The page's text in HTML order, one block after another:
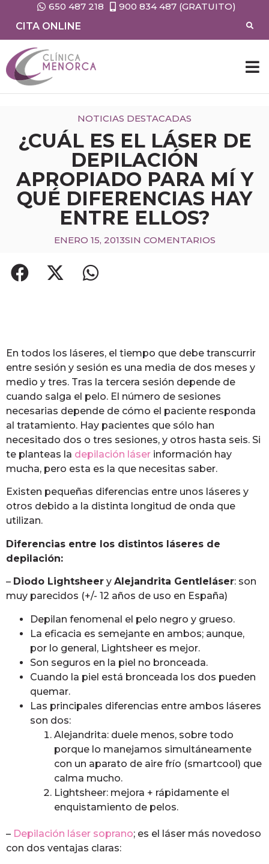
650 487 218
900 834 487 (GRATUITO)
CITA ONLINE
NOTICIAS DESTACADAS
¿CUÁL ES EL LÁSER DE
DEPILACIÓN
APROPIADO PARA MÍ Y
QUÉ DIFERENCIAS HAY
ENTRE ELLOS?
ENERO 15, 2013SIN COMENTARIOS
En todos los láseres, el tiempo que debe transcurrir
entre sesión y sesión es una media de dos meses y
medio y tres. Tras la tercera sesión depende de
cuando salga el pelo. El número de sesiones
necesarias depende de cómo el paciente responda
al tratamiento. Hay pacientes que sólo han
necesitado dos o tres sesiones, y otros hasta seis. Si
te planteas la depilación láser información hay
mucha, pero esta es la que necesitas saber.
Existen pequeñas diferencias entre unos láseres y
otros debido a la distinta longitud de onda que
utilizan.
Diferencias entre los distintos láseres de
depilación:
– Diodo Lightsheer y Alejandrita Gentleláser: son
muy parecidos (+/- 12 años de uso en España)
Depilan fenomenal el pelo negro y grueso.
La eficacia es semejante en ambos; aunque,
por lo general, Lightsheer es mejor.
Son seguros en la piel no bronceada.
Cuando la piel está bronceada los dos pueden
quemar.
Las principales diferencias entre ambos láseres
son dos:
Alejandrita: duele menos, sobre todo
porque lo manejamos simultáneamente
con un aparato de aire frío (smartcool) que
calma mucho.
Lightsheer: mejora + rápidamente el
enquistamiento de pelos.
– Depilación láser soprano; es el láser más novedoso
con dos ventajas claras: